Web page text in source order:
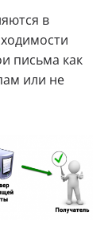
в
письма как
или не